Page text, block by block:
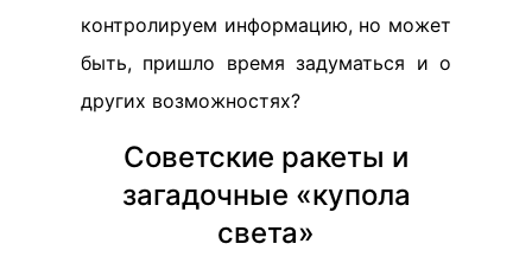
контролируем информацию, но может
быть, пришло время задуматься и о
других возможностях?
Советские ракеты и
загадочные «купола
света»